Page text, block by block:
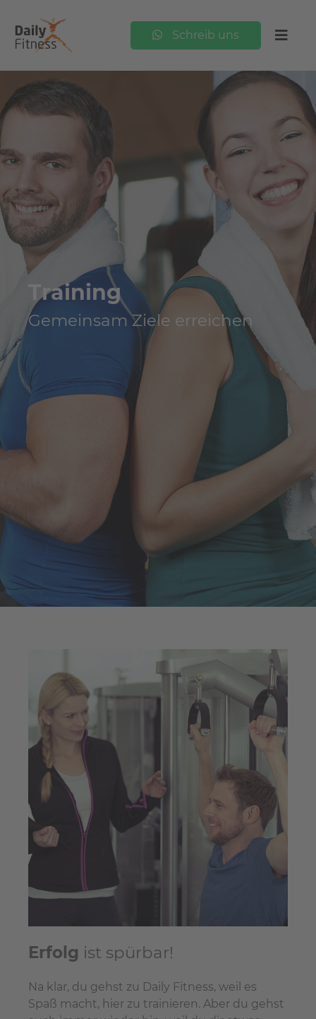
Schreib uns
Training
Gemeinsam Ziele erreichen
Erfolg ist spürbar!
Na klar, du gehst zu Daily Fitness, weil es
Spaß macht, hier zu trainieren. Aber du gehst